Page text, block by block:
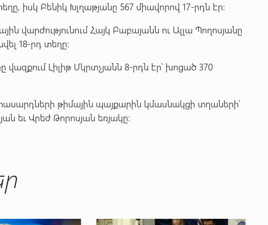
իսկ Բենիկ Խլղաթյանը 567 միավորով 17-րդն էր:
վարժությունում Հայկ Բաբայանն ու Ալլա Պողոսյանը
18-րդ տեղը:
Լիլիթ Մկրտչյանն 8-րդն էր՝ խոցած 370
թիմային պայքարին կմասնակցի տղաների՝
եւ Վրեժ Թորոսյան եռյակը: